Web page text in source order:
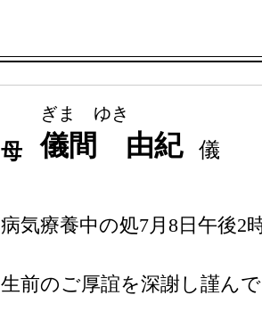
ぎま ゆき
母 儀間 由紀 儀
病気療養中の処7月8日午後2
生前のご厚誼を深謝し謹ん